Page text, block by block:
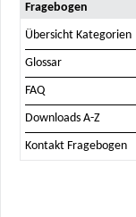
Fragebogen
Übersicht Kategorien
Glossar
FAQ
Downloads A-Z
Kontakt Fragebogen